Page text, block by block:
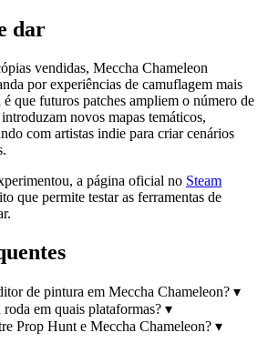
dar
vendidas, Meccha Chameleon
por experiências de camuflagem mais
que futuros patches ampliem o número de
novos mapas temáticos,
com artistas indie para criar cenários
a página oficial no Steam
que permite testar as ferramentas de
de pintura em Meccha Chameleon? ▾
em quais plataformas? ▾
Prop Hunt e Meccha Chameleon? ▾